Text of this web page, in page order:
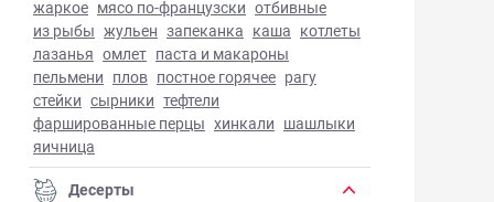
жаркое мясо по-французски отбивные
из рыбы жульен запеканка каша котлеты
лазанья омлет паста и макароны
пельмени плов постное горячее рагу
стейки сырники тефтели
фаршированные перцы хинкали шашлыки
яичница
Десерты